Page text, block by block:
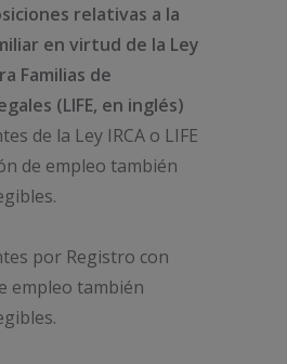
relativas a la
en virtud de la Ley
Familias de
(LIFE, en inglés)
de la Ley IRCA o LIFE
de empleo también
por Registro con
empleo también